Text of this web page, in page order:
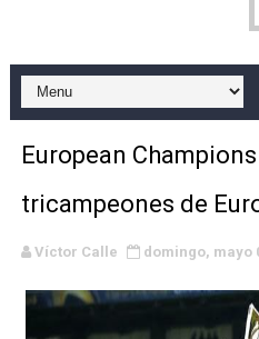
WWE NXT - Myles Borne
Canadian Football League
EFA y AFLE 2026 - Regular
Mundial de lacrosse
European
tricampeones de
Víctor Calle domingo, mayo